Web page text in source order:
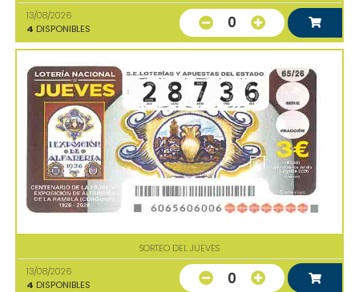
13/08/2026
4 DISPONIBLES 0
SORTEO DEL JUEVES
13/08/2026
4 DISPONIBLES 0